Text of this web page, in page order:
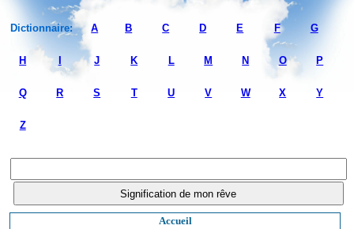
Dictionnaire: A B C D E F G
H J K L M N O P
Q R S T U V W X Y
Z
Accueil